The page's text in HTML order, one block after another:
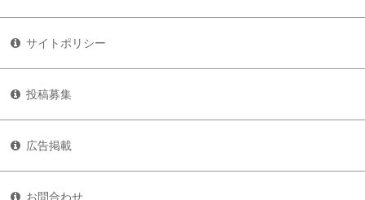
サイトポリシー
投稿募集
広告掲載
お問合わせ